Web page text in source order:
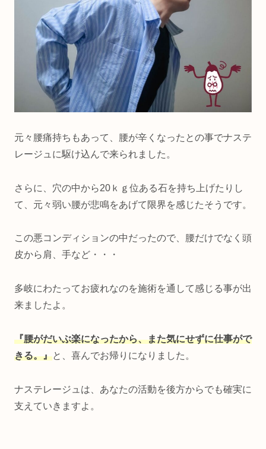
元々腰痛持ちもあって、腰が辛くなったとの事でナステ
レージュに駆け込んで来られました。
さらに、穴の中から20ｋｇ位ある石を持ち上げたりし
て、元々弱い腰が悲鳴をあげて限界を感じたそうです。
この悪コンディションの中だったので、腰だけでなく頭
皮から肩、手など・・・
多岐にわたってお疲れなのを施術を通して感じる事が出
来ましたよ。
『腰がだいぶ楽になったから、また気にせずに仕事がで
きる。』と、喜んでお帰りになりました。
ナステレージュは、あなたの活動を後方からでも確実に
支えていきますよ。